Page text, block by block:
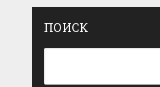
ПОИСК